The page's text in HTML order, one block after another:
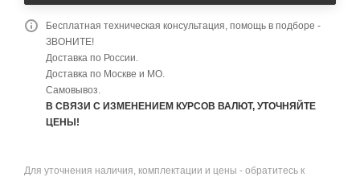
Бесплатная техническая консультация, помощь в подборе -
ЗВОНИТЕ!
Доставка по России.
Доставка по Москве и МО.
Самовывоз.
В СВЯЗИ С ИЗМЕНЕНИЕМ КУРСОВ ВАЛЮТ, УТОЧНЯЙТЕ
ЦЕНЫ!
Для уточнения наличия, комплектации и цены - обратитесь к